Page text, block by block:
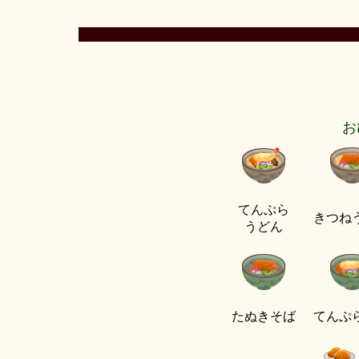
てんぷら
うどん
きつね
たぬきそば てんぷ